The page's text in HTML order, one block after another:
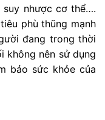
suy nhược cơ thể….
phù thũng mạnh
đang trong thời
không nên sử dụng
bảo sức khỏe của